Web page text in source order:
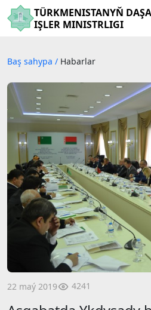
TÜRKMENISTANYŇ
IŞLER MINISTRLIGI
Baş sahypa / Habarlar
22 maý 2019 4241